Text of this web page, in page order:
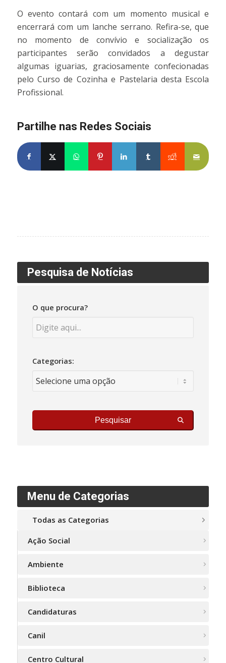
O evento contará com um momento musical e
encerrará com um lanche serrano. Refira-se, que
no momento de convívio e socialização os
participantes serão convidados a degustar
algumas iguarias, graciosamente confecionadas
pelo Curso de Cozinha e Pastelaria desta Escola
Profissional.
Partilhe nas Redes Sociais
Pesquisa de Notícias
O que procura?
Categorias:
Pesquisar
Menu de Categorias
Todas as Categorias
Ação Social
Ambiente
Biblioteca
Candidaturas
Canil
Centro Cultural